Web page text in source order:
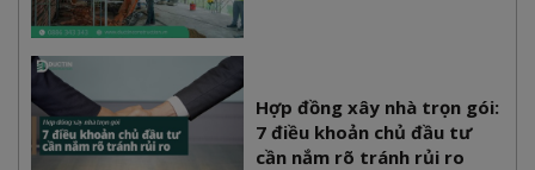
Hợp đồng xây nhà trọn gói:
7 điều khoản chủ đầu tư
cần nắm rõ tránh rủi ro